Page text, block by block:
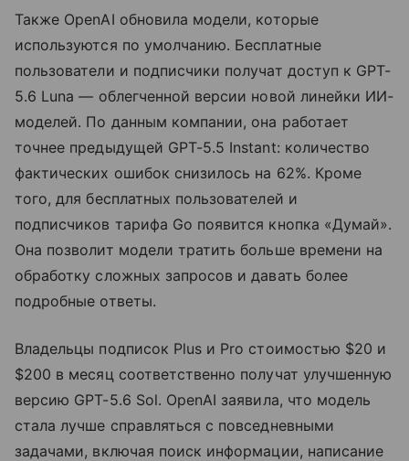
Также OpenAI обновила модели, которые
используются по умолчанию. Бесплатные
пользователи и подписчики получат доступ к GPT-
5.6 Luna — облегченной версии новой линейки ИИ-
моделей. По данным компании, она работает
точнее предыдущей GPT-5.5 Instant: количество
фактических ошибок снизилось на 62%. Кроме
того, для бесплатных пользователей и
подписчиков тарифа Go появится кнопка «Думай».
Она позволит модели тратить больше времени на
обработку сложных запросов и давать более
подробные ответы.
Владельцы подписок Plus и Pro стоимостью $20 и
$200 в месяц соответственно получат улучшенную
версию GPT-5.6 Sol. OpenAI заявила, что модель
стала лучше справляться с повседневными
задачами, включая поиск информации, написание